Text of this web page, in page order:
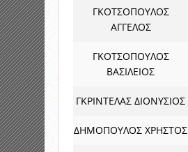
ΓΚΟΤΣΟΠΟΥΛΟΣ
ΑΓΓΕΛΟΣ
ΓΚΟΤΣΟΠΟΥΛΟΣ
ΒΑΣΙΛΕΙΟΣ
ΓΚΡΙΝΤΕΛΑΣ ΔΙΟΝΥΣΙΟΣ
ΔΗΜΟΠΟΥΛΟΣ ΧΡΗΣΤΟΣ